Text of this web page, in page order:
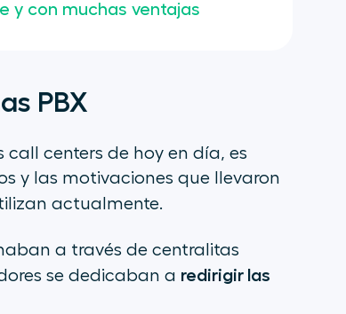
y con muchas ventajas
PBX
centers de hoy en día, es
y las motivaciones que llevaron
actualmente.
a través de centralitas
se dedicaban a redirigir las